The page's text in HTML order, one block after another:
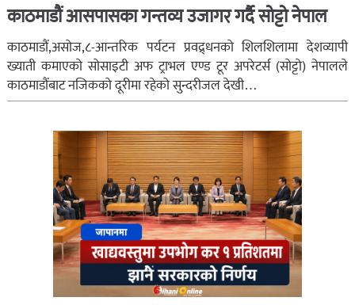
काठमाडौं आसपासका गन्तव्य उजागर गर्दै सोट्टो नेपाल
काठमाडौं,असोज,८-आन्तरिक पर्यटन प्रवद्र्धनको शिलशिलामा देशव्यापी
ख्याती कमाएको सोसाइटी अफ ट्राभल एण्ड टूर अपरेटर्स (सोट्टो) नेपालले
काठमाडौंबाट नजिकको दूरीमा रहेको सुन्दरीजल देखी…